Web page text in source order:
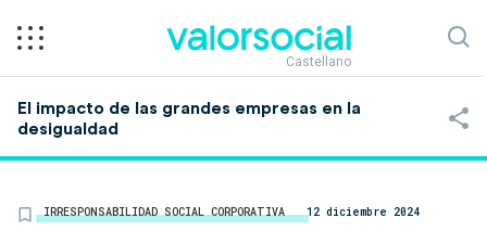
Castellano
El impacto de las grandes empresas en la
desigualdad
IRRESPONSABILIDAD SOCIAL CORPORATIVA 12 diciembre 2024